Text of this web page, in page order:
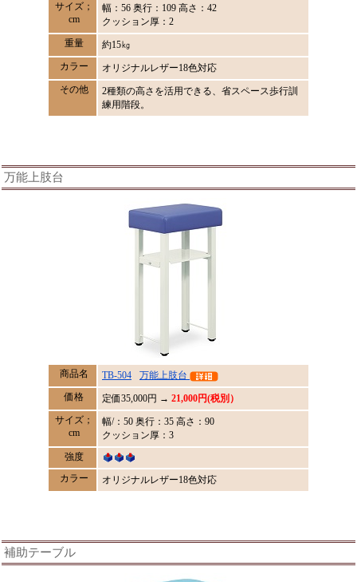
サイズ；
cm
幅：56 奥行：109 高さ：42
クッション厚：2
重量
約15㎏
カラー
オリジナルレザー18色対応
その他
2種類の高さを活用できる、省スペース歩行訓
練用階段。
万能上肢台
商品名 TB-504
万能上肢台
価格
定価35,000円 → 21,000円(税別）
サイズ；
cm
幅/：50 奥行：35 高さ：90
クッション厚：3
強度
カラー
オリジナルレザー18色対応
補助テーブル